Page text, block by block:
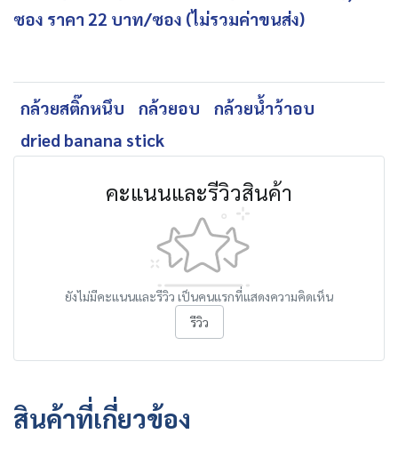
ซอง ราคา 22 บาท/ซอง (ไม่รวมค่าขนส่ง)
กล้วยสติ๊กหนึบ กล้วยอบ
กล้วยน้ำว้าอบ
dried banana stick
คะแนนและรีวิวสินค้า
ยังไม่มีคะแนนและรีวิว เป็นคนแรกที่แสดงความคิดเห็น
รีวิว
สินค้าที่เกี่ยวข้อง